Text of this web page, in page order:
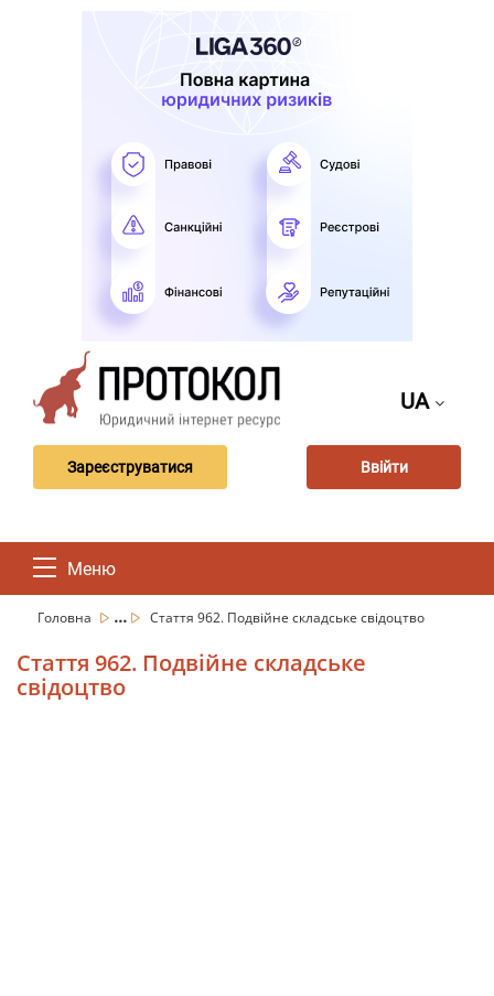
UA
Зареєструватися Ввійти
Меню
Головна ... Стаття 962. Подвійне складське свідоцтво
Стаття 962. Подвійне складське
свідоцтво